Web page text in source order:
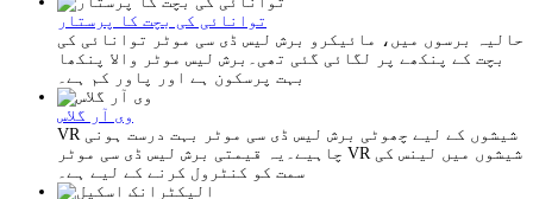
توانائی کی بچت کا پرستار
حالیہ برسوں میں، مائیکرو برش لیس ڈی سی موٹر توانائی کی
بچت کے پنکھے پر لگائی گئی تھی۔برش لیس موٹر والا پنکھا
بہت پرسکون ہے اور پاور کم ہے۔
وی آر گلاس
VR شیشوں کے لیے چھوٹی برش لیس ڈی سی موٹر بہت درست ہونی
چاہیے۔یہ قیمتی برش لیس ڈی سی موٹر VR شیشوں میں لینس کی
سمت کو کنٹرول کرنے کے لیے ہے۔